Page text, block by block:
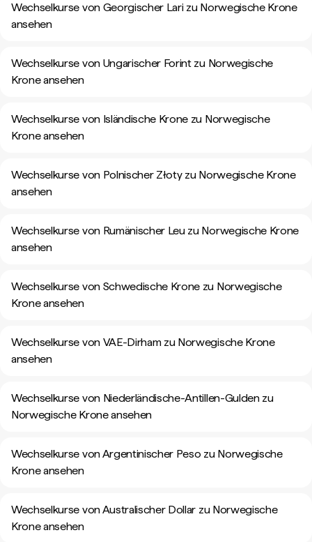
Wechselkurse von Georgischer Lari zu Norwegische Krone
ansehen
Wechselkurse von Ungarischer Forint zu Norwegische
Krone ansehen
Wechselkurse von Isländische Krone zu Norwegische
Krone ansehen
Wechselkurse von Polnischer Złoty zu Norwegische Krone
ansehen
Wechselkurse von Rumänischer Leu zu Norwegische Krone
ansehen
Wechselkurse von Schwedische Krone zu Norwegische
Krone ansehen
Wechselkurse von VAE-Dirham zu Norwegische Krone
ansehen
Wechselkurse von Niederländische-Antillen-Gulden zu
Norwegische Krone ansehen
Wechselkurse von Argentinischer Peso zu Norwegische
Krone ansehen
Wechselkurse von Australischer Dollar zu Norwegische
Krone ansehen